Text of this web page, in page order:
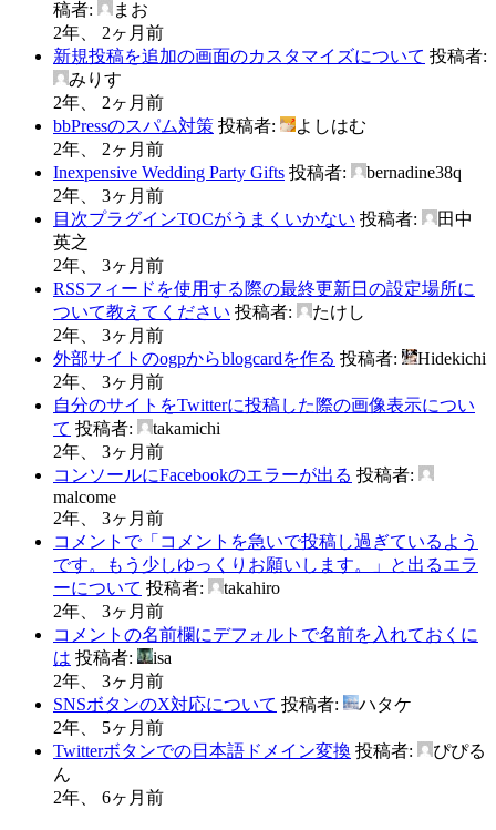
稿者:
まお
2年、 2ヶ月前
新規投稿を追加の画面のカスタマイズについて 投稿者:
みりす
2年、 2ヶ月前
bbPressのスパム対策 投稿者:
よしはむ
2年、 2ヶ月前
Inexpensive Wedding Party Gifts 投稿者:
bernadine38q
2年、 3ヶ月前
目次プラグインTOCがうまくいかない 投稿者:
田中
英之
2年、 3ヶ月前
RSSフィードを使用する際の最終更新日の設定場所に
ついて教えてください 投稿者:
たけし
2年、 3ヶ月前
外部サイトのogpからblogcardを作る 投稿者:
Hidekichi
2年、 3ヶ月前
自分のサイトをTwitterに投稿した際の画像表示につい
て 投稿者:
takamichi
2年、 3ヶ月前
コンソールにFacebookのエラーが出る 投稿者:
malcome
2年、 3ヶ月前
コメントで「コメントを急いで投稿し過ぎているよう
です。もう少しゆっくりお願いします。」と出るエラ
ーについて 投稿者:
takahiro
2年、 3ヶ月前
コメントの名前欄にデフォルトで名前を入れておくに
は 投稿者:
isa
2年、 3ヶ月前
SNSボタンのX対応について 投稿者:
ハタケ
2年、 5ヶ月前
Twitterボタンでの日本語ドメイン変換 投稿者:
ぴぴる
ん
2年、 6ヶ月前